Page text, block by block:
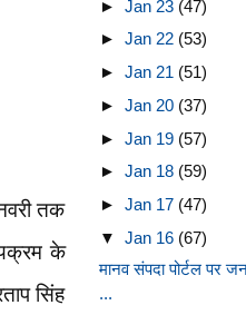
तक
के
सिंह
► Jan 23 (47)
► Jan 22 (53)
► Jan 21 (51)
► Jan 20 (37)
► Jan 19 (57)
► Jan 18 (59)
► Jan 17 (47)
▼ Jan 16 (67)
मानव संपदा पोर्टल पर
...